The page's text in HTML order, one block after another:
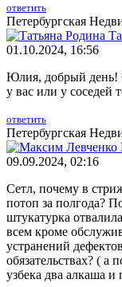
ответить
Петербургская
01.10.2024, 16:56
Юлия, добрый день!
у вас или у соседей
ответить
Петербургская
09.09.2024, 02:16
Сетл, почему в
потоп за полгода?
штукатурка
всем кроме
устранений
обязательствах? ( а
узбека два алкаша